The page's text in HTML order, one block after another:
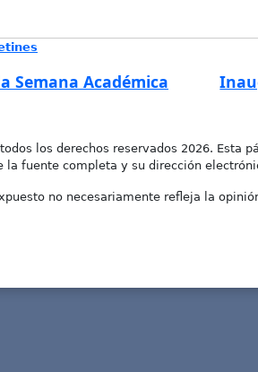
Semana Académica
los derechos reservados 2026. Esta
la fuente completa y su dirección
no necesariamente refleja la